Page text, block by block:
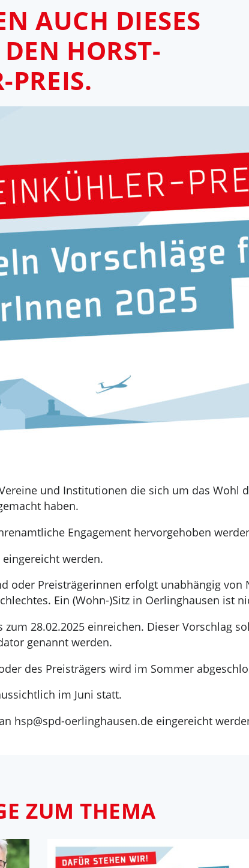
AUCH DIESES
HORST-
PREIS.
und Institutionen die sich um das Wohl
haben.
Engagement hervorgehoben
werden.
oder Preisträgerinnen erfolgt unabhängig
Ein (Wohn-)Sitz in Oerlinghausen ist
zum 28.02.2025 einreichen. Dieser Vorschlag
genannt werden.
des Preisträgers wird im Sommer
im Juni statt.
hsp@spd-oerlinghausen.de eingereicht
ZUM THEMA